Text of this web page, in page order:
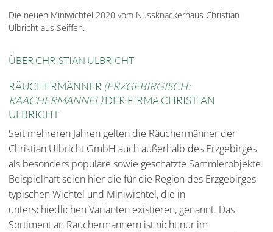
Die neuen Miniwichtel 2020 vom Nussknackerhaus Christian
Ulbricht aus Seiffen.
ÜBER CHRISTIAN ULBRICHT
RÄUCHERMÄNNER (ERZGEBIRGISCH:
RAACHERMANNEL)DER FIRMA CHRISTIAN
ULBRICHT
Seit mehreren Jahren gelten die Räuchermänner der
Christian Ulbricht GmbH auch außerhalb des Erzgebirges
als besonders populäre sowie geschätzte Sammlerobjekte.
Beispielhaft seien hier die für die Region des Erzgebirges
typischen Wichtel und Miniwichtel, die in
unterschiedlichen Varianten existieren, genannt. Das
Sortiment an Räuchermännern ist nicht nur im